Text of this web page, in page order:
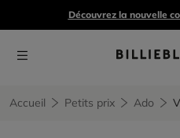
Découvrez la nouvelle
Accueil Petits prix Ado